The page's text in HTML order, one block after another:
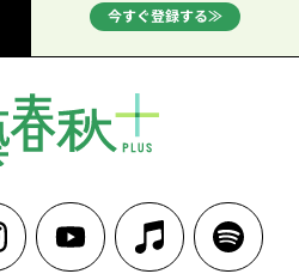
今すぐ登録する≫